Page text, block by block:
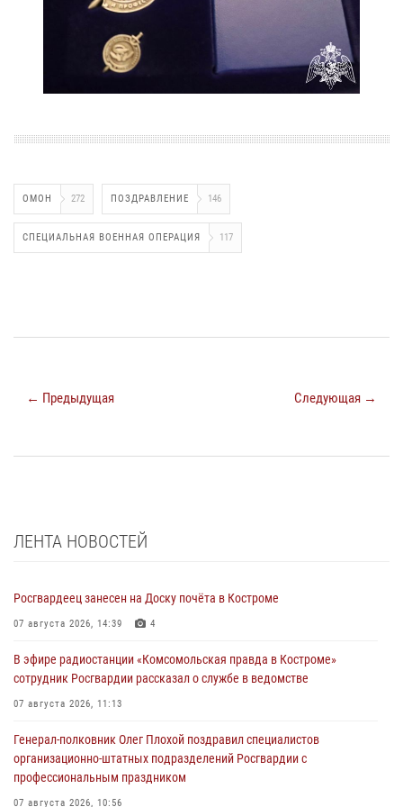
ОМОН 272 ПОЗДРАВЛЕНИЕ 146
СПЕЦИАЛЬНАЯ ВОЕННАЯ ОПЕРАЦИЯ 117
← Предыдущая Следующая →
ЛЕНТА НОВОСТЕЙ
Росгвардеец занесен на Доску почёта в Костроме
07 августа 2026, 14:39 4
В эфире радиостанции «Комсомольская правда в Костроме»
сотрудник Росгвардии рассказал о службе в ведомстве
07 августа 2026, 11:13
Генерал-полковник Олег Плохой поздравил специалистов
организационно-штатных подразделений Росгвардии с
профессиональным праздником
07 августа 2026, 10:56